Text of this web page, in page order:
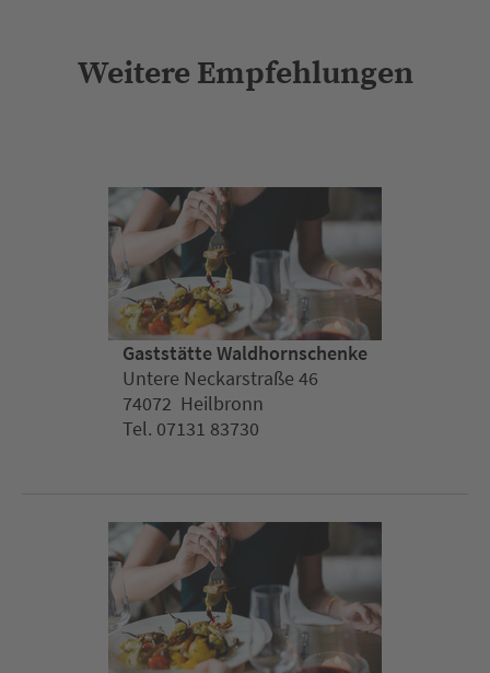
Weitere Empfehlungen
Gaststätte Waldhornschenke
Untere Neckarstraße 46
74072 Heilbronn
Tel. 07131 83730